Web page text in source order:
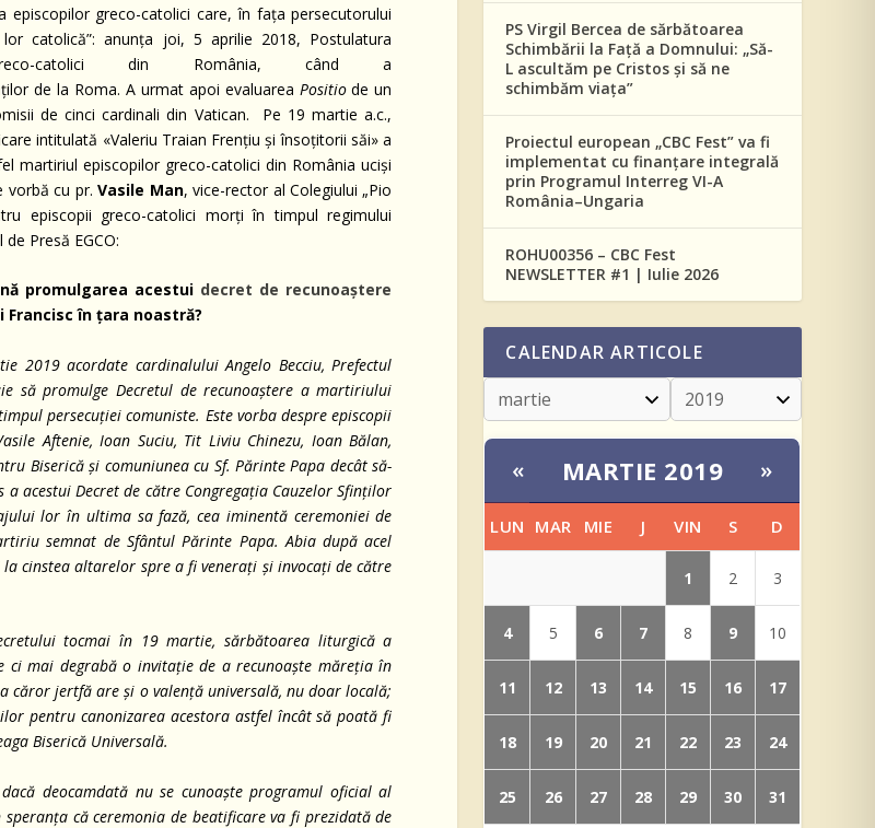
greco-catolici care, în fața persecutorului
catolică”: anunța joi, 5 aprilie 2018, Postulatura
catolici din România, când a
de la Roma. A urmat apoi evaluarea Positiode un
de cinci cardinali din Vatican. Pe 19 martie a.c.,
intitulată «Valeriu Traian Frențiu și însoțitorii săi» a
martiriul episcopilor greco-catolici din România uciși
vorbă cu pr.Vasile Man, vice-rector al Colegiului „Pio
episcopii greco-catolici morți în timpul regimului
Presă EGCO:
promulgarea acestui decret de recunoaștere
în țara noastră?
2019 acordate cardinalului Angelo Becciu, Prefectul
să promulge Decretul de recunoaștere a martiriului
persecuției comuniste. Este vorba despre episcopii
Aftenie, Ioan Suciu, Tit Liviu Chinezu, Ioan Bălan,
Biserică și comuniunea cu Sf. Părinte Papa decât să-
acestui Decret de către Congregația Cauzelor Sfinților
lor în ultima sa fază, cea iminentă ceremoniei de
semnat de Sfântul Părinte Papa. Abia după acel
cinstea altarelor spre a fi venerați și invocați de către
tocmai în 19 martie, sărbătoarea liturgică a
ci mai degrabă o invitație de a recunoaște măreția în
căror jertfă are și o valență universală, nu doar locală;
pentru canonizarea acestora astfel încât să poată fi
Biserică Universală.
deocamdată nu se cunoaște programul oficial al
că ceremonia de beatificare va fi prezidată de
PS Virgil Bercea de sărbătoarea
Schimbării la Față a Domnului: „Să-
L ascultăm pe Cristos și să ne
schimbăm viața”
Proiectul european „CBC Fest” va fi
implementat cu finanțare integrală
prin Programul Interreg VI-A
România–Ungaria
ROHU00356 – CBC Fest
NEWSLETTER #1 | Iulie 2026
CALENDAR ARTICOLE
« MARTIE 2019 »
LUN MAR MIE J VIN S D
1 2 3
4 5 6 7 8 9 10
11 12 13 14 15 16 17
18 19 20 21 22 23 24
25 26 27 28 29 30 31